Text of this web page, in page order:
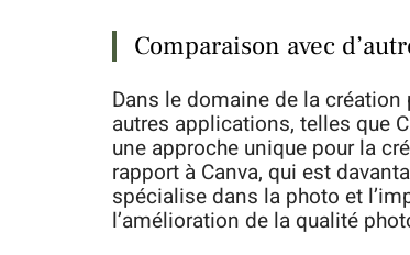
Comparaison avec
Dans le domaine de la création
autres applications, telles que
une approche unique pour la
rapport à Canva, qui est
spécialise dans la photo et
l’amélioration de la qualité